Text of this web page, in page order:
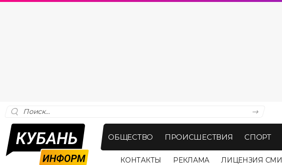
ОБЩЕСТВО ПРОИСШЕСТВИЯ СПОРТ
КОНТАКТЫ РЕКЛАМА ЛИЦЕНЗИЯ СМИ